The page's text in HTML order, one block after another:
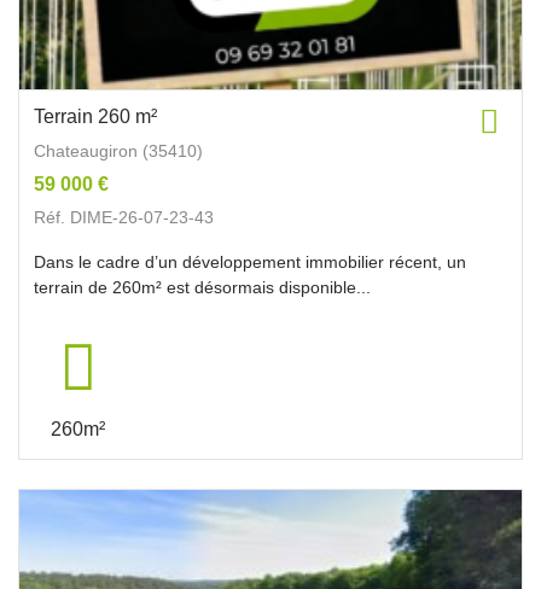
Terrain 260 m²
Chateaugiron (35410)
59 000 €
Réf. DIME-26-07-23-43
Dans le cadre d’un développement immobilier récent, un
terrain de 260m² est désormais disponible...
260m²